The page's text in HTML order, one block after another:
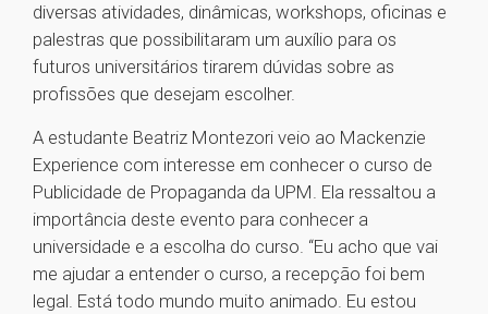
diversas atividades, dinâmicas, workshops, oficinas e
palestras que possibilitaram um auxílio para os
futuros universitários tirarem dúvidas sobre as
profissões que desejam escolher.
A estudante Beatriz Montezori veio ao Mackenzie
Experience com interesse em conhecer o curso de
Publicidade de Propaganda da UPM. Ela ressaltou a
importância deste evento para conhecer a
universidade e a escolha do curso. “Eu acho que vai
me ajudar a entender o curso, a recepção foi bem
legal. Está todo mundo muito animado. Eu estou